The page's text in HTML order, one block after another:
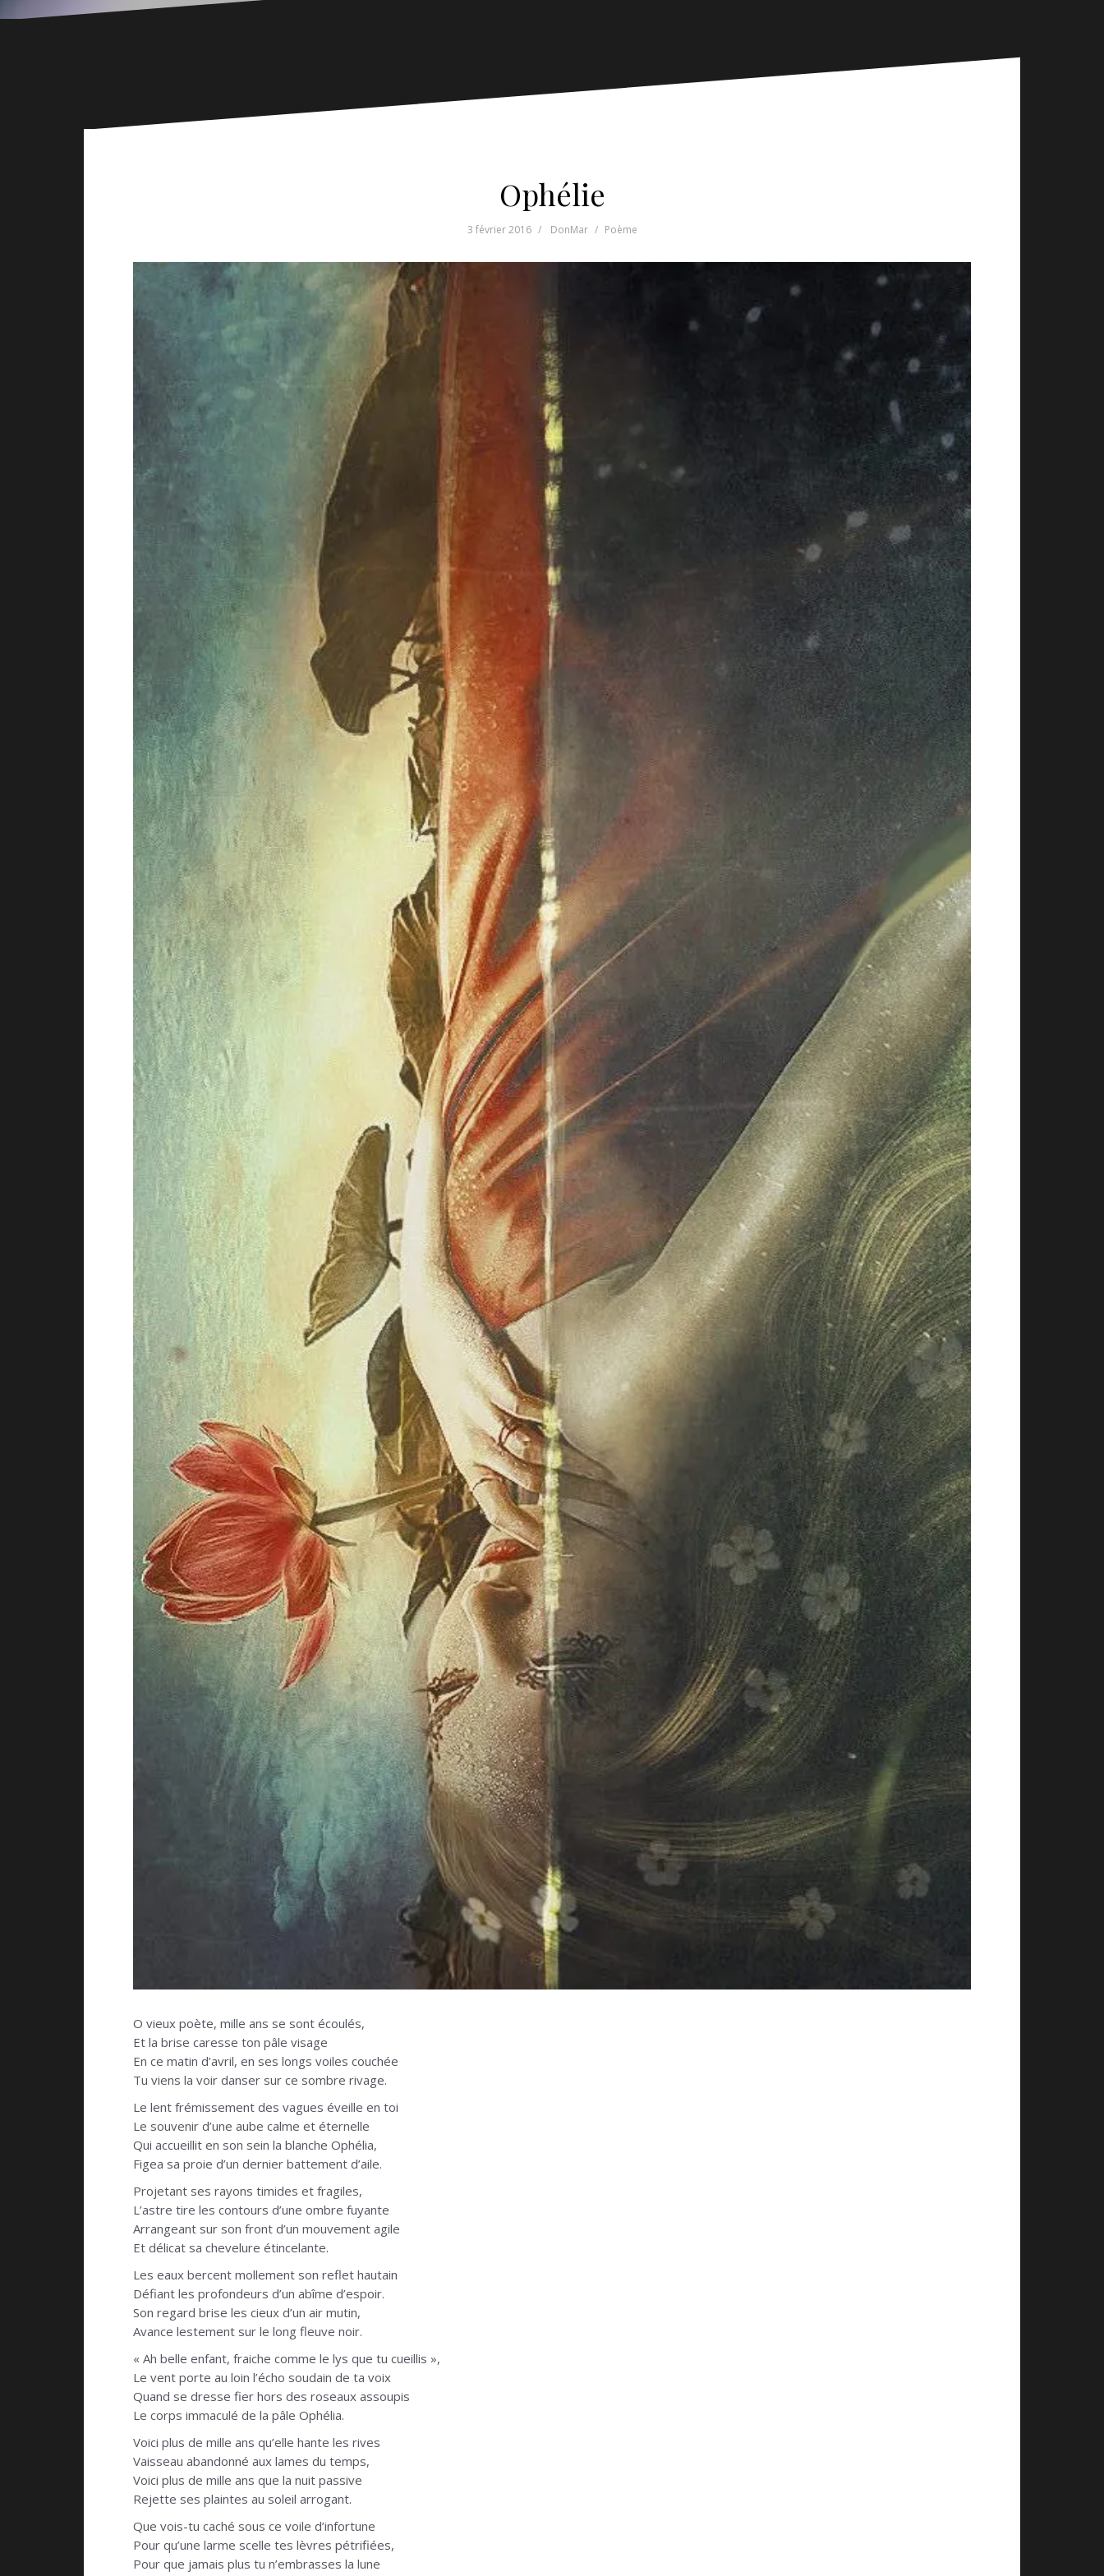
Ophélie
3 février 2016 DonMar Poème
O vieux poète, mille ans se sont écoulés,
Et la brise caresse ton pâle visage
En ce matin d’avril, en ses longs voiles couchée
Tu viens la voir danser sur ce sombre rivage.
Le lent frémissement des vagues éveille en toi
Le souvenir d’une aube calme et éternelle
Qui accueillit en son sein la blanche Ophélia,
Figea sa proie d’un dernier battement d’aile.
Projetant ses rayons timides et fragiles,
L’astre tire les contours d’une ombre fuyante
Arrangeant sur son front d’un mouvement agile
Et délicat sa chevelure étincelante.
Les eaux bercent mollement son reflet hautain
Défiant les profondeurs d’un abîme d’espoir.
Son regard brise les cieux d’un air mutin,
Avance lestement sur le long fleuve noir.
« Ah belle enfant, fraiche comme le lys que tu cueillis »,
Le vent porte au loin l’écho soudain de ta voix
Quand se dresse fier hors des roseaux assoupis
Le corps immaculé de la pâle Ophélia.
Voici plus de mille ans qu’elle hante les rives
Vaisseau abandonné aux lames du temps,
Voici plus de mille ans que la nuit passive
Rejette ses plaintes au soleil arrogant.
Que vois-tu caché sous ce voile d’infortune
Pour qu’une larme scelle tes lèvres pétrifiées,
Pour que jamais plus tu n’embrasses la lune